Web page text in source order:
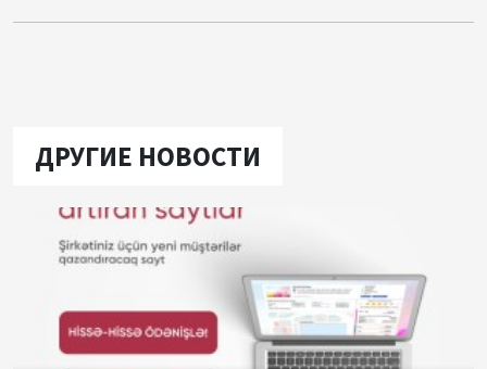
ДРУГИЕ НОВОСТИ